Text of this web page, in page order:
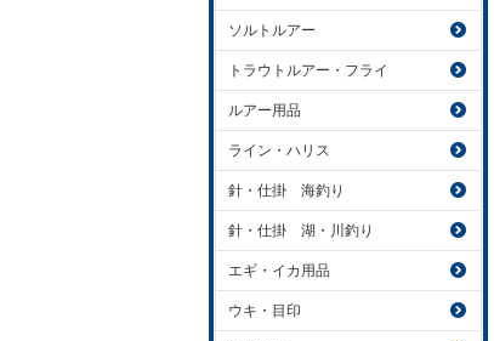
ソルトルアー
トラウトルアー・フライ
ルアー用品
ライン・ハリス
針・仕掛 海釣り
針・仕掛 湖・川釣り
エギ・イカ用品
ウキ・目印